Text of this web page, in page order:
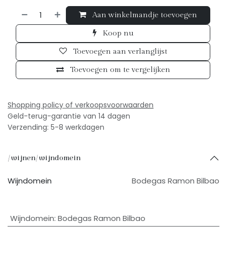
Aan winkelmandje toevoegen
Koop nu
Toevoegen om te vergelijken
Toevoegen aan verlanglijst
Shopping policy of verkoopsvoorwaarden
Geld-terug-garantie van 14 dagen
Verzending: 5-8 werkdagen
/wijnen/wijndomein
Wijndomein Bodegas Ramon Bilbao
Wijndomein: Bodegas Ramon Bilbao